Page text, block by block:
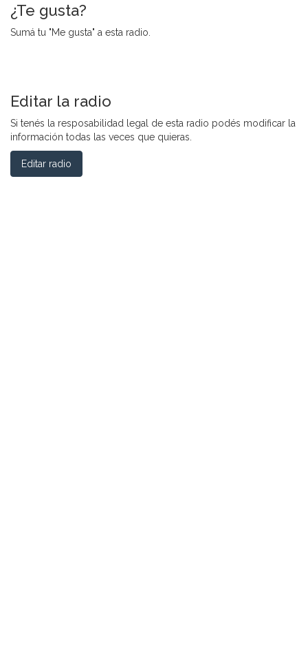
¿Te gusta?
Sumá tu "Me gusta" a esta radio.
Editar la radio
Si tenés la resposabilidad legal de esta radio podés modificar la
información todas las veces que quieras.
Editar radio